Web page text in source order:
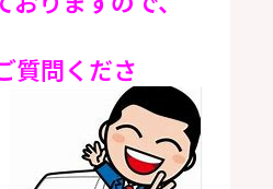
質問くださ